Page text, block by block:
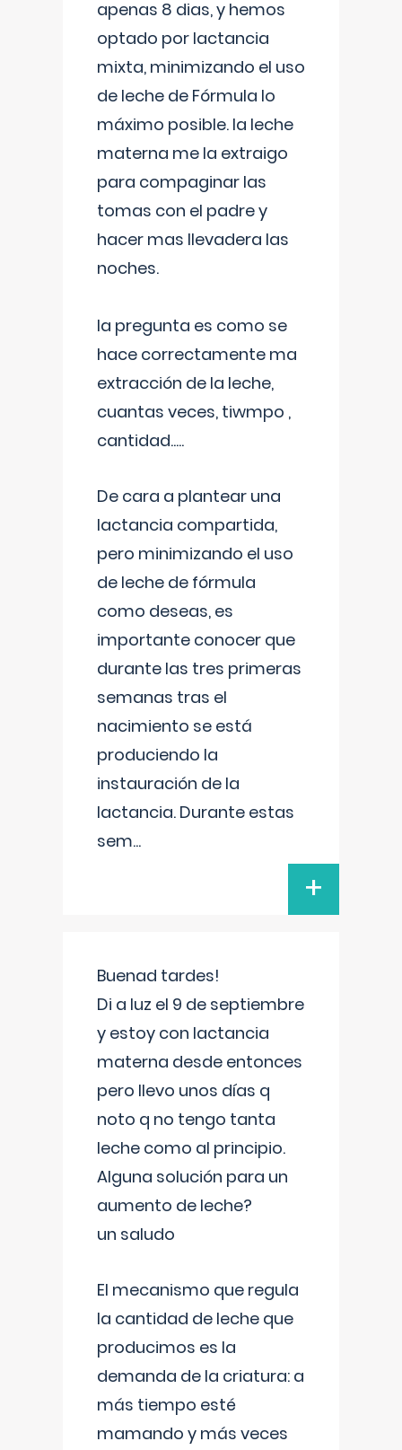
apenas 8 dias, y hemos
optado por lactancia
mixta, minimizando el uso
de leche de Fórmula lo
máximo posible. la leche
materna me la extraigo
para compaginar las
tomas con el padre y
hacer mas llevadera las
noches.
la pregunta es como se
hace correctamente ma
extracción de la leche,
cuantas veces, tiwmpo ,
cantidad.....
De cara a plantear una
lactancia compartida,
pero minimizando el uso
de leche de fórmula
como deseas, es
importante conocer que
durante las tres primeras
semanas tras el
nacimiento se está
produciendo la
instauración de la
lactancia. Durante estas
sem...
+
Buenad tardes!
Di a luz el 9 de septiembre
y estoy con lactancia
materna desde entonces
pero llevo unos días q
noto q no tengo tanta
leche como al principio.
Alguna solución para un
aumento de leche?
un saludo
El mecanismo que regula
la cantidad de leche que
producimos es la
demanda de la criatura: a
más tiempo esté
mamando y más veces